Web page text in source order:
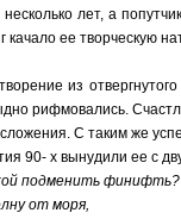
лет, а
качало ее творческую
из
рифмовались.
С таким же
90- х вынудили ее с
подменить финифть?
от моря,